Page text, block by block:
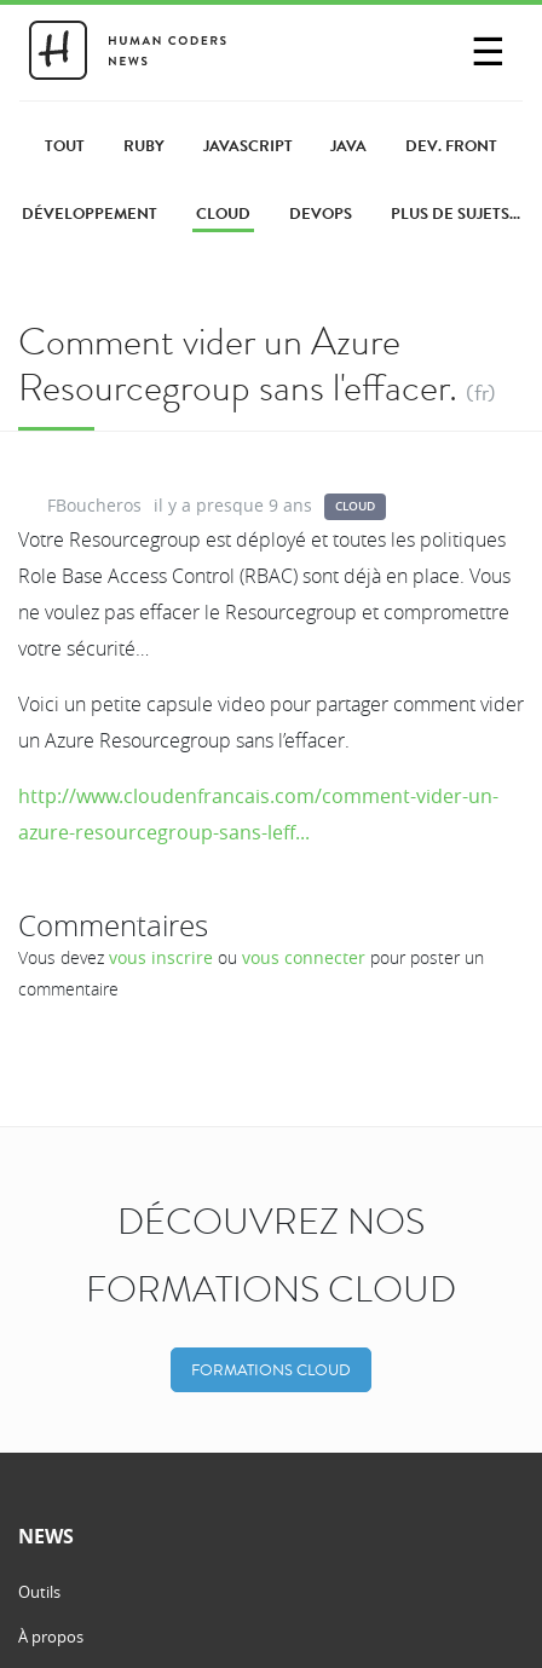
☰
PARTAGER UN LIEN
TOUT RUBY JAVASCRIPT JAVA DEV. FRONT
DÉVELOPPEMENT CLOUD DEVOPS PLUS DE SUJETS...
Comment vider un Azure
Resourcegroup sans l'effacer. (fr)
FBoucheros il y a presque 9 ans CLOUD
Votre Resourcegroup est déployé et toutes les politiques
Role Base Access Control (RBAC) sont déjà en place. Vous
ne voulez pas effacer le Resourcegroup et compromettre
votre sécurité…
Voici un petite capsule video pour partager comment vider
un Azure Resourcegroup sans l’effacer.
http://www.cloudenfrancais.com/comment-vider-un-
azure-resourcegroup-sans-leff...
Commentaires
Vous devez vous inscrire ou vous connecter pour poster un
commentaire
DÉCOUVREZ NOS
FORMATIONS CLOUD
FORMATIONS CLOUD
NEWS
Outils
À propos